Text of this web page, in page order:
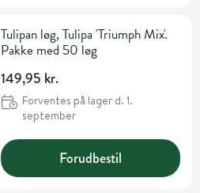
Tulipan løg, Tulipa 'Triumph Mix'.
Pakke med 50 løg
149,95 kr.
Forventes på lager d. 1.
september
Forudbestil